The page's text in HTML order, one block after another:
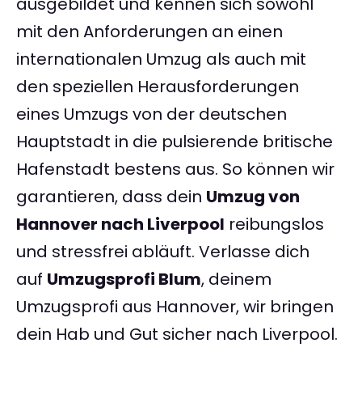
mit den Anforderungen an einen
internationalen Umzug als auch mit
den speziellen Herausforderungen
eines Umzugs von der deutschen
Hauptstadt in die pulsierende britische
Hafenstadt bestens aus. So können wir
garantieren, dass dein Umzug von
Hannover nach Liverpool reibungslos
und stressfrei abläuft. Verlasse dich
auf Umzugsprofi Blum, deinem
Umzugsprofi aus Hannover, wir bringen
dein Hab und Gut sicher nach Liverpool.